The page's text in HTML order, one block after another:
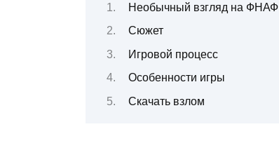
Необычный взгляд на ФНАФ
Сюжет
Игровой процесс
Особенности игры
Скачать взлом